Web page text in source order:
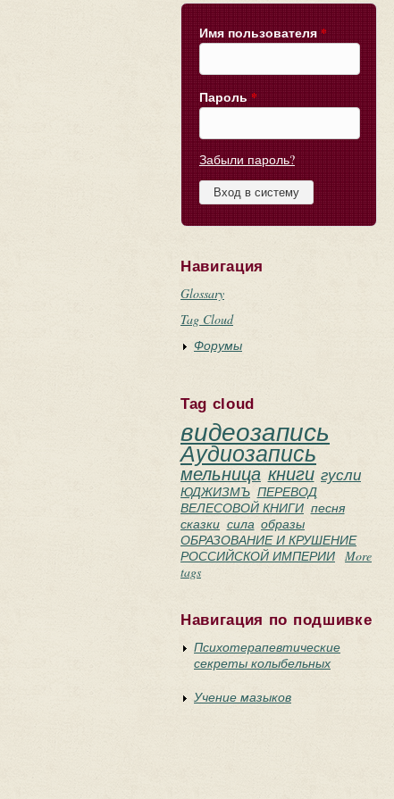
Имя пользователя *
Пароль *
Забыли пароль?
Навигация
Glossary
Tag Cloud
Форумы
Tag cloud
видеозапись
Аудиозапись
мельница книги гусли
ЮДЖИЗМЪ ПЕРЕВОД
ВЕЛЕСОВОЙ КНИГИ песня
сказки сила образы
ОБРАЗОВАНИЕ И КРУШЕНИЕ
РОССИЙСКОЙ ИМПЕРИИ More
tags
Навигация по подшивке
Психотерапевтические
секреты колыбельных
Учение мазыков